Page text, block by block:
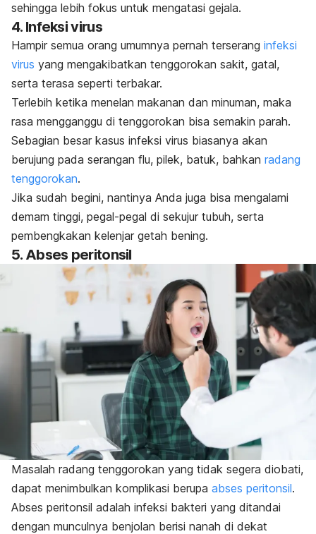
sehingga lebih fokus untuk mengatasi gejala.
4. Infeksi virus
Hampir semua orang umumnya pernah terserang infeksi
virus yang mengakibatkan tenggorokan sakit, gatal,
serta terasa seperti terbakar.
Terlebih ketika menelan makanan dan minuman, maka
rasa mengganggu di tenggorokan bisa semakin parah.
Sebagian besar kasus infeksi virus biasanya akan
berujung pada serangan flu, pilek, batuk, bahkan radang
tenggorokan.
Jika sudah begini, nantinya Anda juga bisa mengalami
demam tinggi, pegal-pegal di sekujur tubuh, serta
pembengkakan kelenjar getah bening.
5. Abses peritonsil
Masalah radang tenggorokan yang tidak segera diobati,
dapat menimbulkan komplikasi berupa abses peritonsil.
Abses peritonsil adalah infeksi bakteri yang ditandai
dengan munculnya benjolan berisi nanah di dekat